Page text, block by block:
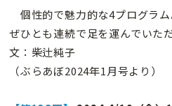
個性的で魅力的な4プログラム
ぜひとも連続で足を運んでいた
文：柴辻純子
（ぶらあぼ2024年1月号より）